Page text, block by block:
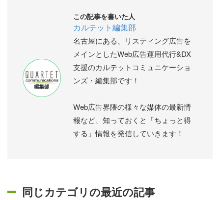
この記事を書いた人
カルテット編集部
名古屋にある、リスティング広告を
メインとしたWeb広告運用代行&DX
支援のカルテットコミュニケーショ
ンズ・編集部です！
Web広告界隈の様々な媒体の最新情
報など、知っておくと「ちょっと得
する」情報を発信していきます！
同じカテゴリの最近の記事